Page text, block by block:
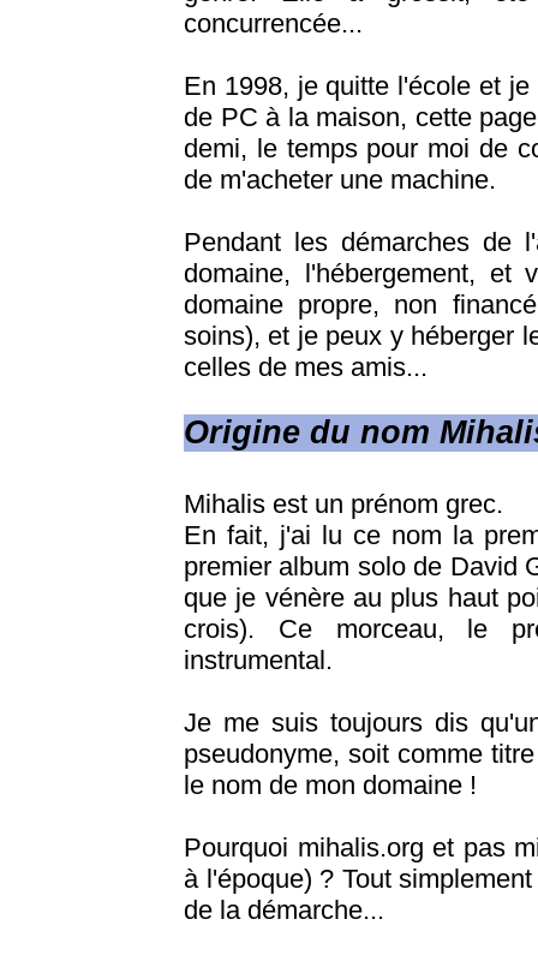
concurrencée...
En 1998, je quitte l'école et
de PC à la maison, cette
demi, le temps pour moi de
de m'acheter une machine.
Pendant les démarches de
domaine, l'hébergement,
domaine propre, non
soins), et je peux y héberger
celles de mes amis...
Origine du nom
Mihalis est un prénom grec.
En fait, j'ai lu ce nom la
premier album solo de David
que je vénère au plus haut
crois). Ce morceau, le
instrumental.
Je me suis toujours dis
pseudonyme, soit comme
le nom de mon domaine !
Pourquoi mihalis.org et pas
à l'époque) ? Tout
de la démarche...